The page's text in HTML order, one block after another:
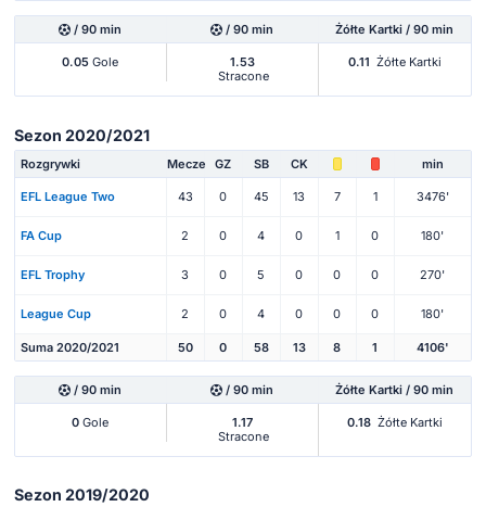
/ 90 min / 90 min Żółte Kartki / 90 min
0.05 Gole
1.53
Stracone
0.11 Żółte Kartki
Sezon 2020/2021
Rozgrywki Mecze GZ SB CK min
EFL League Two 43 0 45 13 7 1 3476'
FA Cup 2 0 4 0 1 0 180'
EFL Trophy 3 0 5 0 0 0 270'
League Cup 2 0 4 0 0 0 180'
Suma 2020/2021 50 0 58 13 8 1 4106'
/ 90 min / 90 min Żółte Kartki / 90 min
0 Gole
1.17
Stracone
0.18 Żółte Kartki
Sezon 2019/2020